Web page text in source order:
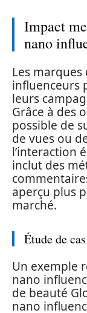
Impact
nano
Les
influenceurs
leurs
Grâce à des
possible de
de vues ou
l’interaction
inclut des
aperçu plus
marché.
Étude de
Un exemple
nano
de beauté
nano